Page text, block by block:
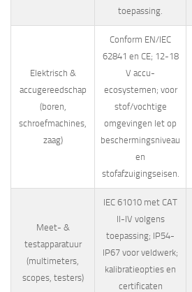
toepassing.
Elektrisch &
accugereedschap
(boren,
schroefmachines,
zaag)
Conform EN/IEC
62841 en CE; 12-18
V accu-
ecosystemen; voor
stof/vochtige
omgevingen let op
beschermingsniveau
en
stofafzuigingseisen.
Meet- &
testapparatuur
(multimeters,
scopes, testers)
IEC 61010 met CAT
II-IV volgens
toepassing; IP54-
IP67 voor veldwerk;
kalibratieopties en
certificaten